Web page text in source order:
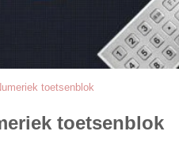
toetsenblok
toetsenblok